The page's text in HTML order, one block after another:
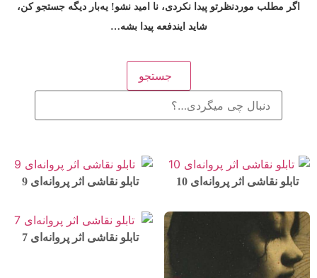
اگر مطلب موردنظرتو پیدا نکردی، نا امید نشو! یه‌بار دیگه جستجو کن،
شاید ایندفعه پیدا بشه…
جستجو
تابلو نقاشی اثر پروانه‌ای 10 تابلو نقاشی اثر پروانه‌ای 9
تابلو نقاشی اثر پروانه‌ای 7